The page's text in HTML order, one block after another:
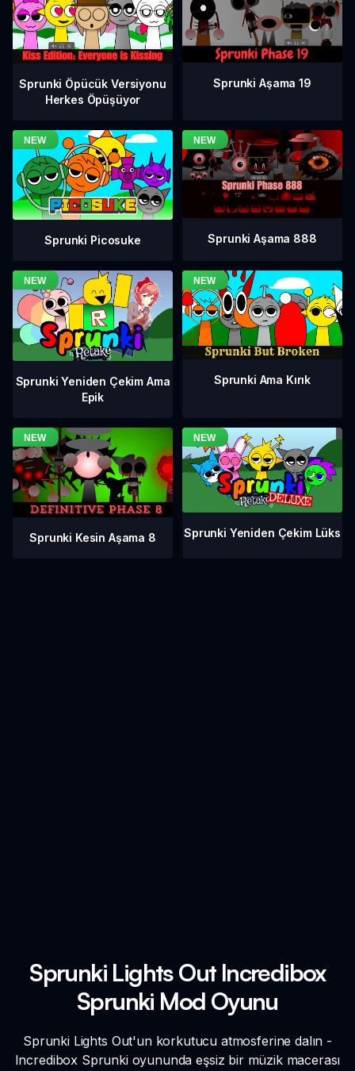
Sprunki Öpücük Versiyonu
Herkes Öpüşüyor
Sprunki Aşama 19
Sprunki Picosuke Sprunki Aşama 888
Sprunki Yeniden Çekim Ama
Epik
Sprunki Ama Kırık
Sprunki Kesin Aşama 8 Sprunki Yeniden Çekim Lüks
Sprunki Lights Out Incredibox
Sprunki Mod Oyunu
Sprunki Lights Out'un korkutucu atmosferine dalın -
Incredibox Sprunki oyununda eşsiz bir müzik macerası